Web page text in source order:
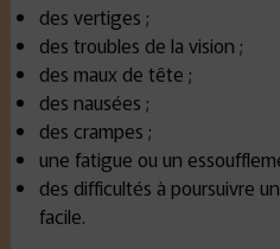
des vertiges ;
des troubles de la vision ;
des maux de tête ;
des nausées ;
des crampes ;
une fatigue ou un
des difficultés à poursuivre
facile.